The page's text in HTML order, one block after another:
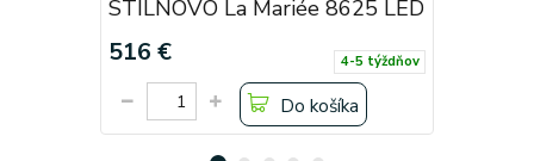
STILNOVO La Mariée 8625 LED
516 € 4-5 týždňov
Do košíka